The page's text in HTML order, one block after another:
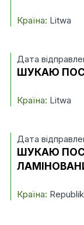
Країна: Litwa
Дата
ШУКАЮ
Країна: Litwa
Дата
ШУКАЮ
Країна: